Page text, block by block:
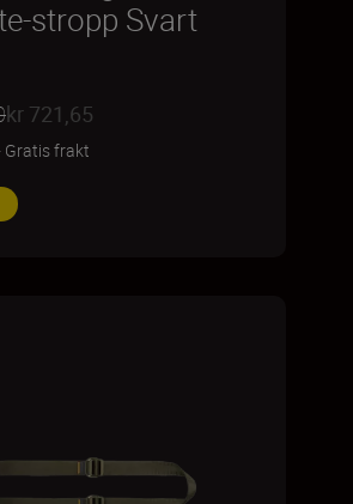
stropp Svart
kr 721,65
Gratis frakt